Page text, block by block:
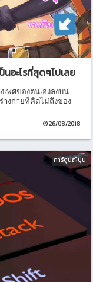
อะไรที่สุดๆไปเลย
พศของตนเองลงบน
างกายที่คิดไม่ถึงของ
26/08/2018
การ์ตูนญี่ปุ่น